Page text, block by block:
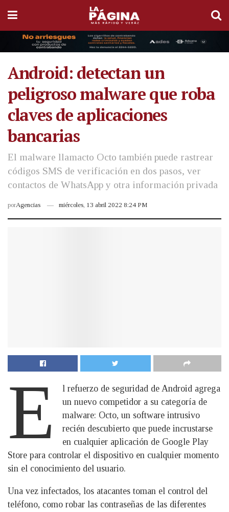
Android: detectan un
peligroso malware que roba
claves de aplicaciones
bancarias
El malware llamacto Octo también puede rastrear
códigos SMS de verificación en dos pasos, ver
contactos de WhatsApp y otra información privada
porAgencias miércoles, 13 abril 2022 8:24 PM
E
l refuerzo de seguridad de Android agrega
un nuevo competidor a su categoría de
malware: Octo, un software intrusivo
recién descubierto que puede incrustarse
en cualquier aplicación de Google Play
Store para controlar el dispositivo en cualquier momento
sin el conocimiento del usuario.
Una vez infectados, los atacantes toman el control del
teléfono, como robar las contraseñas de las diferentes